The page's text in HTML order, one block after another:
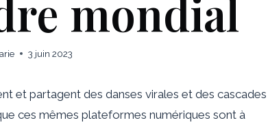
mondial
3 juin 2023
et partagent des danses virales et des cascades
ces mêmes plateformes numériques sont à